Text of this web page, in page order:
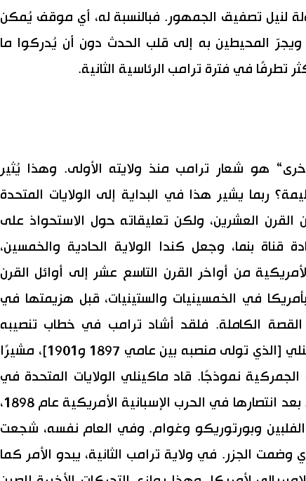
لنيل تصفيق الجمهور. فبالنسبة له، أي موقف يُمكن
ويجرّ المحيطين به إلى قلب الحدث دون أن يُدركوا ما
تطرفًا في فترة ترامب الرئاسية الثانية.
هو شعار ترامب منذ ولايته الأولى. وهذا يُثير
ربما يشير هذا في البداية إلى الولايات المتحدة
القرن العشرين، ولكن تعليقاته حول الاستحواذ على
قناة بنما، وجعل كندا الولاية الحادية والخمسين،
من أواخر القرن التاسع عشر إلى أوائل القرن
بأمريكا في الخمسينيات والستينيات، قبل هزيمتها في
الكاملة. فلقد أشاد ترامب في خطاب تنصيبه
بالرئيس الأمريكي ويليام ماكينلي [الذي تولى منصبه بين عامي 1897 و1901]، مشيرًا
نموذجًا. قاد ماكينلي الولايات المتحدة في
فترة كانت فيها أكثر إمبريالية. بعد انتصارها في الحرب الإسبانية الأمريكية عام 1898،
الفلبين وبورتوريكو وغوام. وفي العام نفسه، شجعت
وضمت الجزر. في ولاية ترامب الثانية، يبدو الأمر كما